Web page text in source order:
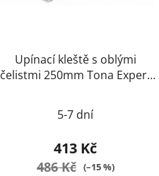
Upínací kleště s oblými
čelistmi 250mm Tona Expert
5-7 dní
413 Kč
486 Kč (–15 %)